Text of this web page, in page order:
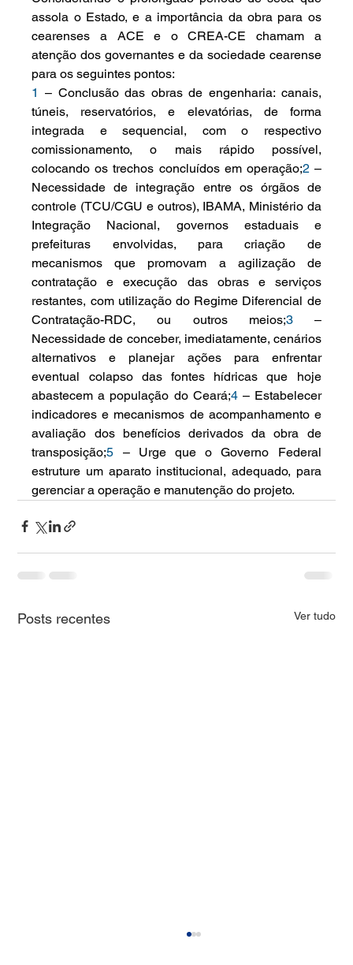
assola o Estado, e a importância da obra para os
cearenses a ACE e o CREA-CE chamam a
atenção dos governantes e da sociedade cearense
para os seguintes pontos:
1 – Conclusão das obras de engenharia: canais,
túneis, reservatórios, e elevatórias, de forma
integrada e sequencial, com o respectivo
comissionamento, o mais rápido possível,
colocando os trechos concluídos em operação;2 –
Necessidade de integração entre os órgãos de
controle (TCU/CGU e outros), IBAMA, Ministério da
Integração Nacional, governos estaduais e
prefeituras envolvidas, para criação de
mecanismos que promovam a agilização de
contratação e execução das obras e serviços
restantes, com utilização do Regime Diferencial de
Contratação-RDC, ou outros meios;3 –
Necessidade de conceber, imediatamente, cenários
alternativos e planejar ações para enfrentar
eventual colapso das fontes hídricas que hoje
abastecem a população do Ceará;4 – Estabelecer
indicadores e mecanismos de acompanhamento e
avaliação dos benefícios derivados da obra de
transposição;5 – Urge que o Governo Federal
estruture um aparato institucional, adequado, para
gerenciar a operação e manutenção do projeto.
Posts recentes Ver tudo